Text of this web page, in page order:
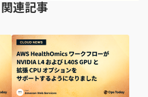
関連記事